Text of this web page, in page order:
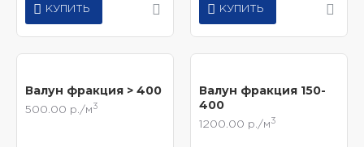
КУПИТЬ КУПИТЬ
Валун фракция > 400
500.00 р./м 3
Валун фракция 150-
400
1200.00 р./м 3